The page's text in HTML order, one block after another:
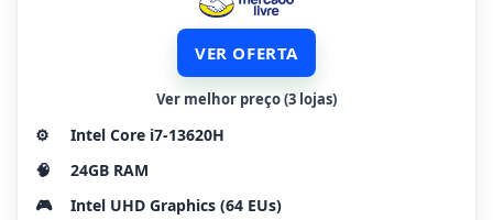
VER OFERTA
Ver melhor preço (3 lojas)
⚙️
Intel Core i7-13620H
🧠
24GB RAM
🎮
Intel UHD Graphics (64 EUs)